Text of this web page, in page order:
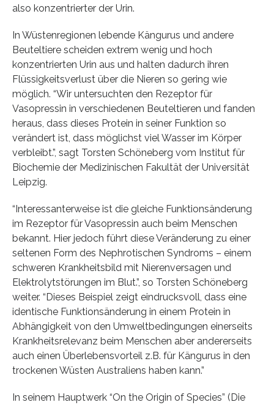
also konzentrierter der Urin.
In Wüstenregionen lebende Kängurus und andere
Beuteltiere scheiden extrem wenig und hoch
konzentrierten Urin aus und halten dadurch ihren
Flüssigkeitsverlust über die Nieren so gering wie
möglich. “Wir untersuchten den Rezeptor für
Vasopressin in verschiedenen Beuteltieren und fanden
heraus, dass dieses Protein in seiner Funktion so
verändert ist, dass möglichst viel Wasser im Körper
verbleibt.”, sagt Torsten Schöneberg vom Institut für
Biochemie der Medizinischen Fakultät der Universität
Leipzig.
“Interessanterweise ist die gleiche Funktionsänderung
im Rezeptor für Vasopressin auch beim Menschen
bekannt. Hier jedoch führt diese Veränderung zu einer
seltenen Form des Nephrotischen Syndroms – einem
schweren Krankheitsbild mit Nierenversagen und
Elektrolytstörungen im Blut.”, so Torsten Schöneberg
weiter. “Dieses Beispiel zeigt eindrucksvoll, dass eine
identische Funktionsänderung in einem Protein in
Abhängigkeit von den Umweltbedingungen einerseits
Krankheitsrelevanz beim Menschen aber andererseits
auch einen Überlebensvorteil z.B. für Kängurus in den
trockenen Wüsten Australiens haben kann.”
In seinem Hauptwerk “On the Origin of Species” (Die